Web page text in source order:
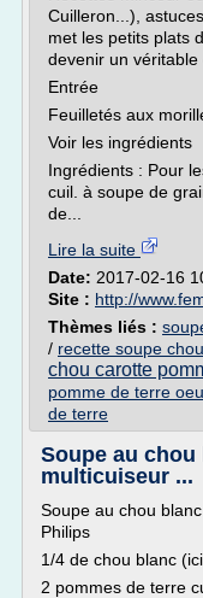
Cuilleron...),
met les petits plats
devenir un véritable
Entrée
Feuilletés aux
Voir les ingrédients
Ingrédients : Pour
cuil. à soupe de
de...
Lire la suite
Date: 2017-02-16
Site : http://
Thèmes liés :
/ recette soupe
chou carotte
pomme de terre
de terre
Soupe au chou
multicuiseur ...
Soupe au chou
Philips
1/4 de chou blanc
2 pommes de terre